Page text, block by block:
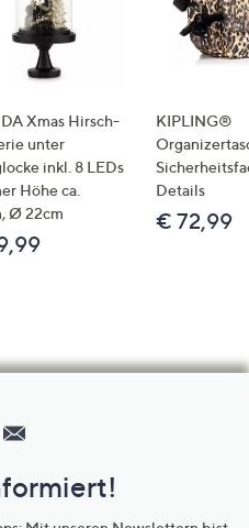
Xmas Hirsch-
unter
inkl. 8 LEDs
Höhe ca.
Ø 22cm
KIPLING®
Details
€ 72,99